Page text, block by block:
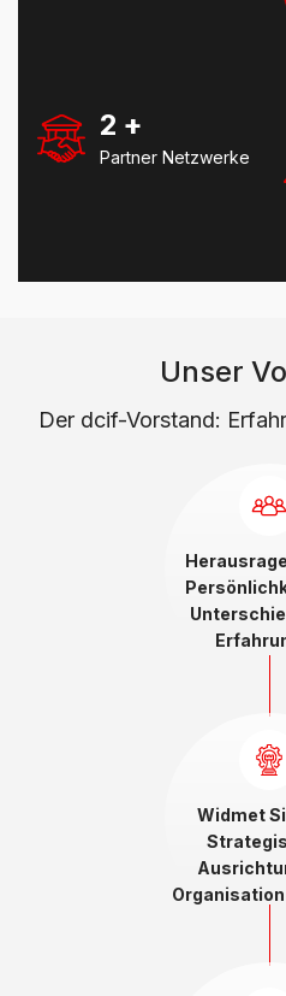
2 +
Partner Netzwerke
Unser
Der dcif-Vorstand:
Widmet
Organisation